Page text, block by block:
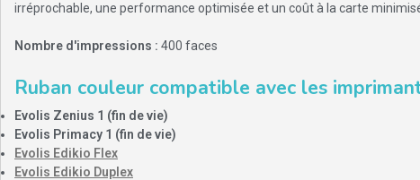
irréprochable, une performance optimisée et un coût à la carte
Nombre d'impressions : 400 faces
Ruban couleur compatible avec les
Evolis Zenius 1 (fin de vie)
Evolis Primacy 1 (fin de vie)
Evolis Edikio Flex
Evolis Edikio Duplex